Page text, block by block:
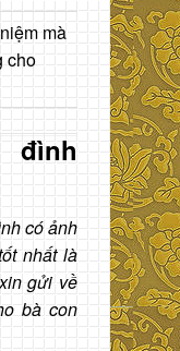
mà
cho
đình
có ảnh
nhất là
gửi về
bà con